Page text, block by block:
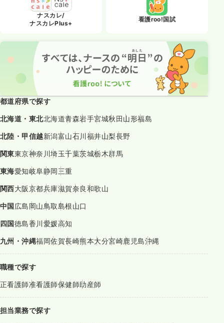
ナスカレ/
ナスカレPlus+
看護roo!国試
都道府県で探す
北海道・東北北海道青森岩手宮城秋田山形福島
北陸・甲信越新潟富山石川福井山梨長野
関東東京神奈川埼玉千葉茨城栃木群馬
東海愛知岐阜静岡三重
関西大阪京都兵庫滋賀奈良和歌山
中国広島岡山鳥取島根山口
四国徳島香川愛媛高知
九州・沖縄福岡佐賀長崎熊本大分宮崎鹿児島沖縄
職種で探す
正看護師准看護師保健師助産師
担当業務で探す